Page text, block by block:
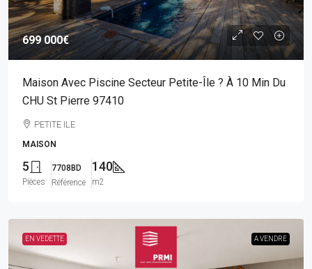
699 000€
Maison Avec Piscine Secteur Petite-Île ? À 10 Min Du
CHU St Pierre 97410
PETITE ILE
MAISON
5
Pièces
7708BD
Référence
140
m2
EN VEDETTE A VENDRE